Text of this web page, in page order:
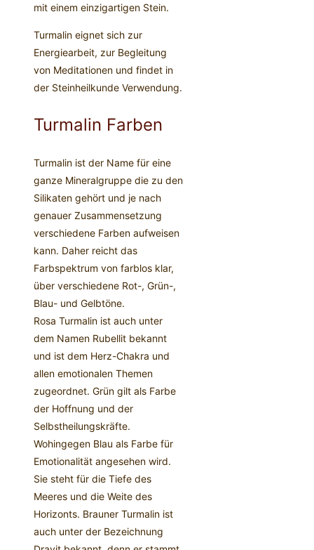
mit einem einzigartigen Stein.
Turmalin eignet sich zur
Energiearbeit, zur Begleitung
von Meditationen und findet in
der Steinheilkunde Verwendung.
Turmalin Farben
Turmalin ist der Name für eine
ganze Mineralgruppe die zu den
Silikaten gehört und je nach
genauer Zusammensetzung
verschiedene Farben aufweisen
kann. Daher reicht das
Farbspektrum von farblos klar,
über verschiedene Rot-, Grün-,
Blau- und Gelbtöne.
Rosa Turmalin ist auch unter
dem Namen Rubellit bekannt
und ist dem Herz-Chakra und
allen emotionalen Themen
zugeordnet. Grün gilt als Farbe
der Hoffnung und der
Selbstheilungskräfte.
Wohingegen Blau als Farbe für
Emotionalität angesehen wird.
Sie steht für die Tiefe des
Meeres und die Weite des
Horizonts. Brauner Turmalin ist
auch unter der Bezeichnung